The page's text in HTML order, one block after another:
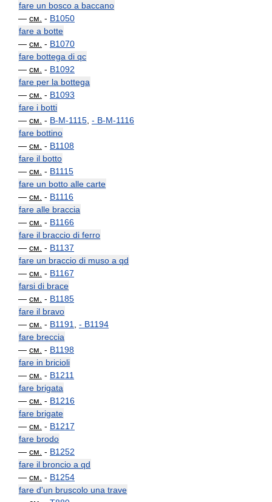
fare un bosco a baccano
— см. - B1050
fare a botte
— см. - B1070
fare bottega di qc
— см. - B1092
fare per la bottega
— см. - B1093
fare i botti
— см. - B-M-1115 - B-M-1116
fare bottino
— см. - B1108
fare il botto
— см. - B1115
fare un botto alle carte
— см. - B1116
fare alle braccia
— см. - B1166
fare il braccio di ferro
— см. - B1137
fare un braccio di muso a qd
— см. - B1167
farsi di brace
— см. - B1185
fare il bravo
— см. - B1191 - B1194
fare breccia
— см. - B1198
fare in bricioli
— см. - B1211
fare brigata
— см. - B1216
fare brigate
— см. - B1217
fare brodo
— см. - B1252
fare il broncio a qd
— см. - B1254
fare d'un bruscolo una trave